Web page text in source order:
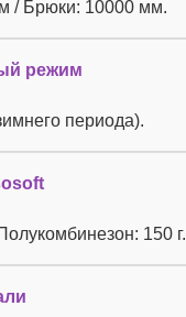
/ Брюки: 10000 мм.
режим
периода).
150 г.